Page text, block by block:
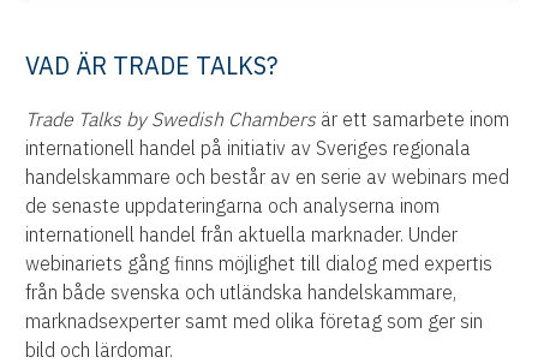
VAD ÄR TRADE TALKS?
Trade Talks by Swedish Chambers är ett samarbete inom
internationell handel på initiativ av Sveriges regionala
handelskammare och består av en serie av webinars med
de senaste uppdateringarna och analyserna inom
internationell handel från aktuella marknader. Under
webinariets gång finns möjlighet till dialog med expertis
från både svenska och utländska handelskammare,
marknadsexperter samt med olika företag som ger sin
bild och lärdomar.